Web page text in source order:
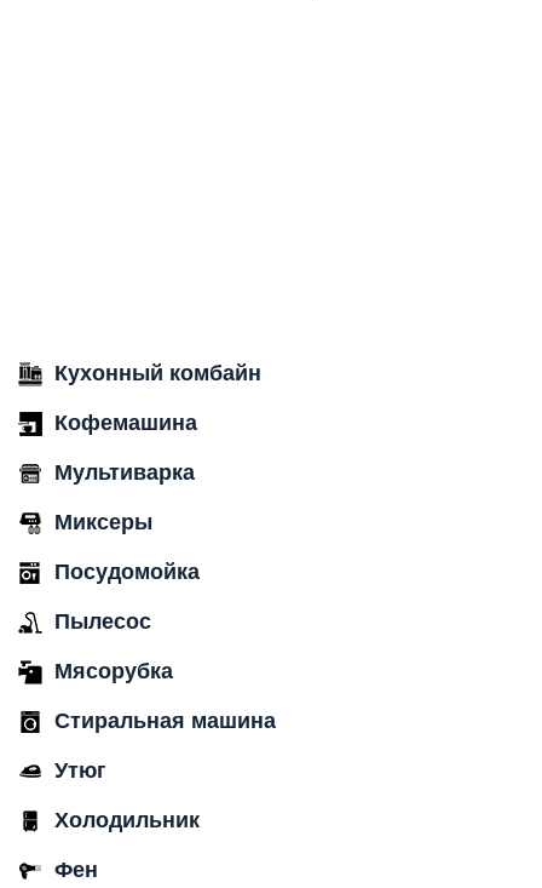
Кухонный комбайн
Кофемашина
Мультиварка
Миксеры
Посудомойка
Пылесос
Мясорубка
Стиральная машина
Утюг
Холодильник
Фен